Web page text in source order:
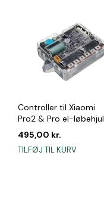
Controller til Xiaomi
Pro2 & Pro el-løbehjul
495,00 kr.
TILFØJ TIL KURV